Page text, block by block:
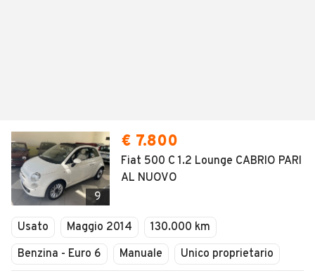
9
€ 7.800
Fiat 500 C 1.2 Lounge CABRIO PARI
AL NUOVO
Usato Maggio 2014
130.000 km
Benzina - Euro 6
Manuale Unico proprietario